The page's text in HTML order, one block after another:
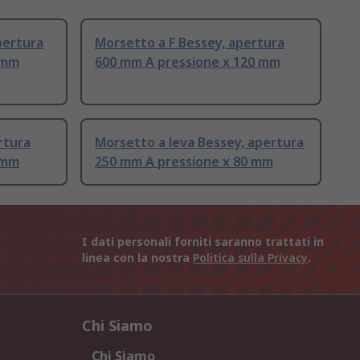
Morsetto a F Bessey, apertura
600 mm A pressione x 120 mm
Morsetto a leva Bessey, apertura
250 mm A pressione x 80 mm
I dati personali forniti saranno trattati in
linea con la nostra Politica sulla Privacy.
Chi Siamo
Chi Siamo